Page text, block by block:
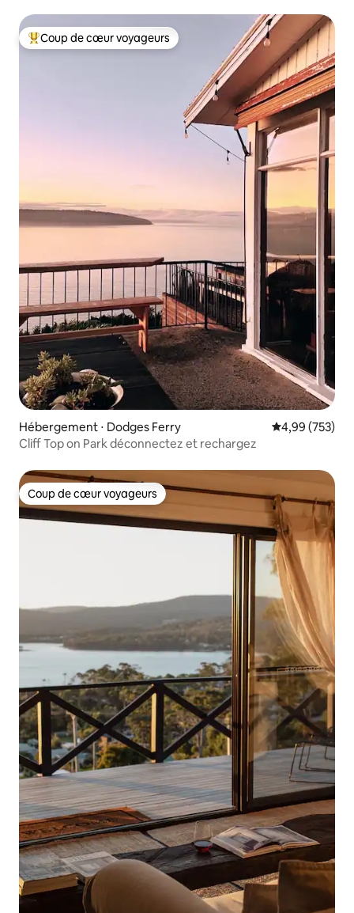
Coups de cœur voyageurs les plus appréciés
Coup de cœur voyageurs
Hébergement ⋅ Dodges Ferry Évaluation
4,99 (753)
Cliff Top on Park déconnectez et rechargez
Coup de cœur voyageurs
Coup de cœur voyageurs